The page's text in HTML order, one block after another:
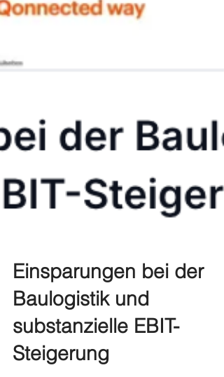
Einsparungen bei der
Baulogistik und